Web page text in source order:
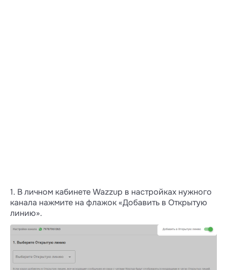
1. В личном кабинете Wazzup в настройках нужного
канала нажмите на флажок «Добавить в Открытую
линию».